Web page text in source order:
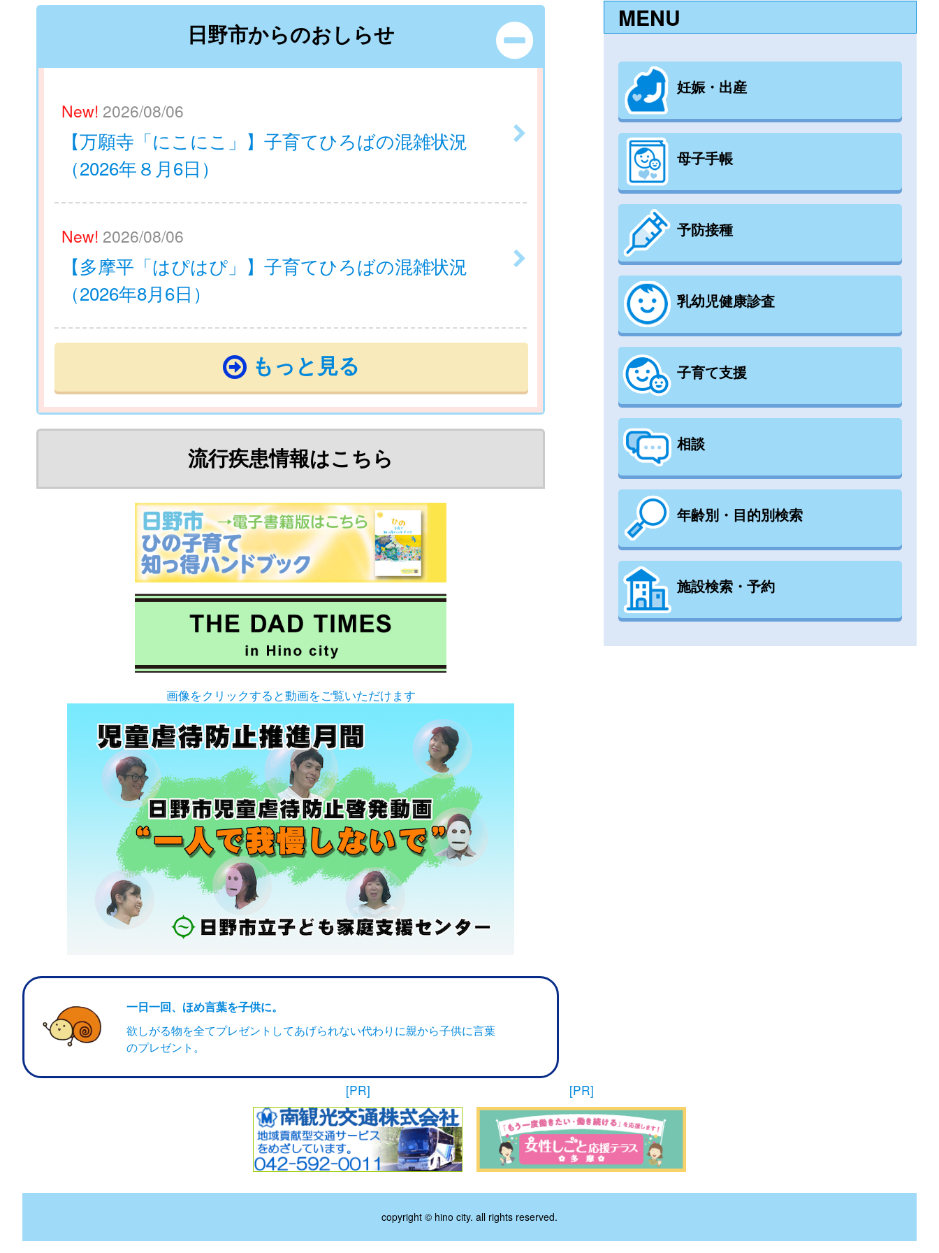
日野市からのおしらせ
New! 2026/08/06
【万願寺「にこにこ」】子育てひろばの混雑状況
（2026年８月6日）
New! 2026/08/06
【多摩平「はぴはぴ」】子育てひろばの混雑状況
（2026年8月6日）
もっと見る
流行疾患情報はこちら
画像をクリックすると動画をご覧いただけます
一日一回、ほめ言葉を子供に。
欲しがる物を全てプレゼントしてあげられない代わりに親から子供に言葉
のプレゼント。
MENU
妊娠・出産
母子手帳
予防接種
乳幼児健康診査
子育て支援
相談
年齢別・目的別検索
施設検索・予約
[PR] [PR]
copyright © hino city. all rights reserved.